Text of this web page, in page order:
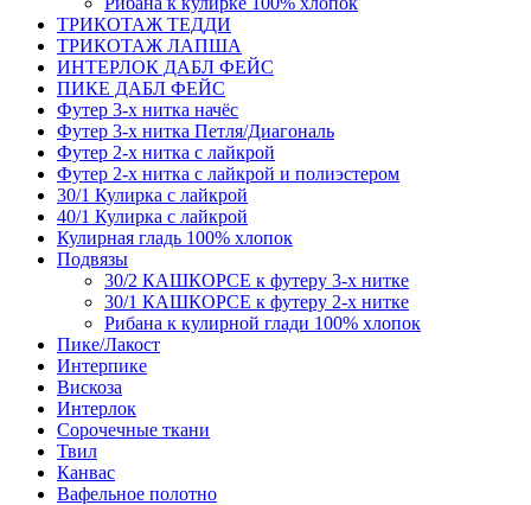
ТРИКОТАЖ ТЕДДИ
ТРИКОТАЖ ЛАПША
ИНТЕРЛОК ДАБЛ ФЕЙС
ПИКЕ ДАБЛ ФЕЙС
Футер 3-х нитка начёс
Футер 3-х нитка Петля/Диагональ
Футер 2-х нитка с лайкрой
Футер 2-х нитка с лайкрой и полиэстером
30/1 Кулирка с лайкрой
40/1 Кулирка с лайкрой
Кулирная гладь 100% хлопок
Подвязы
30/2 КАШКОРСЕ к футеру 3-х нитке
30/1 КАШКОРСЕ к футеру 2-х нитке
Рибана к кулирной глади 100% хлопок
Пике/Лакост
Интерпике
Вискоза
Интерлок
Сорочечные ткани
Твил
Канвас
Вафельное полотно